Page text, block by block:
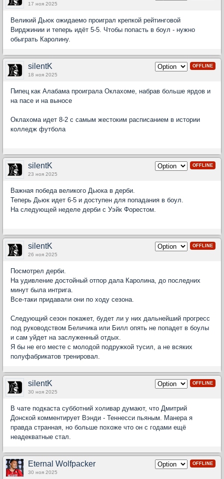
17 ноя 2025
Великий Дьюк ожидаемо проиграл крепкой рейтинговой
Вирджинии и теперь идёт 5-5. Чтобы попасть в боул - нужно
обыграть Каролину.
OFFLINE
silentK
18 ноя 2025
Пипец как Алабама проиграла Оклахоме, набрав больше ярдов и
на пасе и на выносе
Оклахома идет 8-2 с самым жестоким расписанием в истории
колледж футбола
OFFLINE
silentK
23 ноя 2025
Важная победа великого Дьюка в дерби.
Теперь Дьюк идет 6-5 и доступен для попадания в боул.
На следующей неделе дерби с Уэйк Форестом.
OFFLINE
silentK
26 ноя 2025
Посмотрел дерби.
На удивление достойный отпор дала Каролина, до последних
минут была интрига.
Все-таки придавали они по ходу сезона.
Следующий сезон покажет, будет ли у них дальнейший прогресс
под руководством Беличика или Билл опять не попадет в боулы
и сам уйдет на заслуженный отдых.
Я бы не его месте с молодой подружкой тусил, а не всяких
полуфабрикатов тренировал.
OFFLINE
silentK
30 ноя 2025
В чате подкаста субботний холивар думают, что Дмитрий
Донской комментирует Вэнди - Теннесси пьяным. Манера я
правда странная, но больше похоже что он с годами ещё
неадекватные стал.
OFFLINE
Eternal Wolfpacker
30 ноя 2025